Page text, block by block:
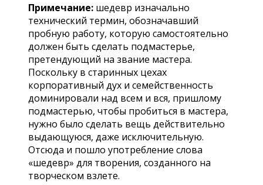
Примечание: шедевр изначально
технический термин, обозначавший
пробную работу, которую самостоятельно
должен быть сделать подмастерье,
претендующий на звание мастера.
Поскольку в старинных цехах
корпоративный дух и семейственность
доминировали над всем и вся, пришлому
подмастерью, чтобы пробиться в мастера,
нужно было сделать вещь действительно
выдающуюся, даже исключительную.
Отсюда и пошло употребление слова
«шедевр» для творения, созданного на
творческом взлете.